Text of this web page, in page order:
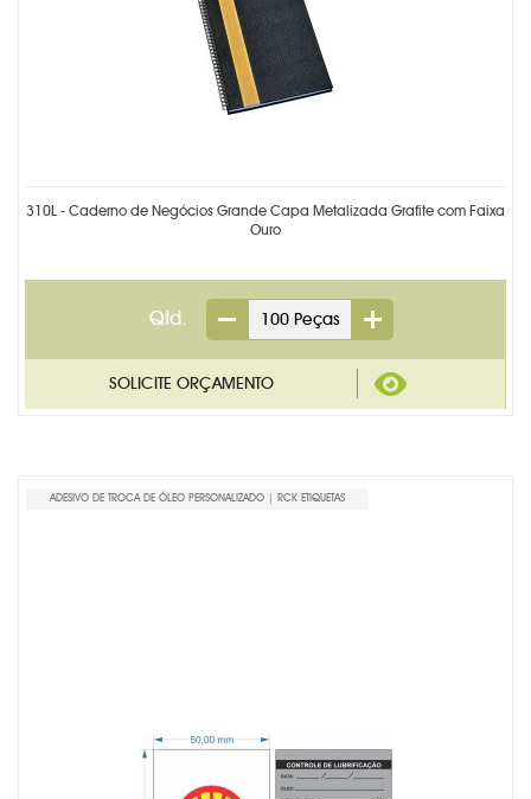
310L - Caderno de Negócios Grande Capa Metalizada Grafite com Faixa
Ouro
Qtd.
ADESIVO DE TROCA DE ÓLEO PERSONALIZADO | RCK ETIQUETAS